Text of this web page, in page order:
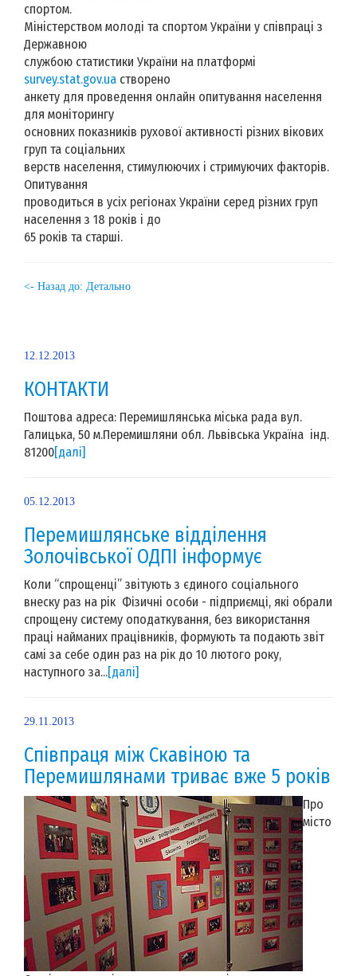
спортом.
Міністерством молоді та спортом України у співпраці з
Державною
службою статистики України на платформі
survey.stat.gov.ua створено
анкету для проведення онлайн опитування населення
для моніторингу
основних показників рухової активності різних вікових
груп та соціальних
верств населення, стимулюючих і стримуючих факторів.
Опитування
проводиться в усіх регіонах України серед різних груп
населення з 18 років і до
65 років та старші.
<- Назад до: Детально
12.12.2013
КОНТАКТИ
Поштова адреса: Перемишлянська міська рада вул.
Галицька, 50 м.Перемишляни обл. Львівська Україна інд.
81200[далі]
05.12.2013
Перемишлянське відділення
Золочівської ОДПІ інформує
Коли “спрощенці” звітують з єдиного соціального
внеску раз на рік Фізичні особи - підприємці, які обрали
спрощену систему оподаткування, без використання
праці найманих працівників, формують та подають звіт
самі за себе один раз на рік до 10 лютого року,
наступного за...[далі]
29.11.2013
Співпраця між Скавіною та
Перемишлянами триває вже 5 років
Про
місто